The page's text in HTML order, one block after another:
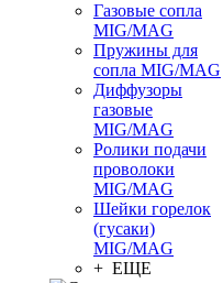
Газовые сопла
MIG/MAG
Пружины для
сопла MIG/MAG
Диффузоры
газовые
MIG/MAG
Ролики подачи
проволоки
MIG/MAG
Шейки горелок
(гусаки)
MIG/MAG
+ ЕЩЕ